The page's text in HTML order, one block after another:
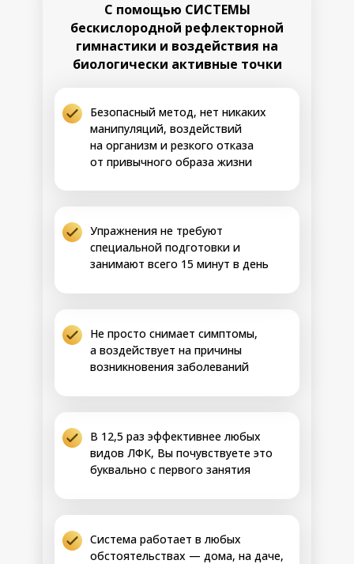
Упражнения не требуют
специальной подготовки и
занимают всего 15 минут в день
С помощью СИСТЕМЫ
бескислородной рефлекторной
гимнастики и воздействия на
биологически активные точки
Система работает в любых
обстоятельствах — дома, на даче,
Не просто снимает симптомы,
а воздействует на причины
возникновения заболеваний
Безопасный метод, нет никаких
манипуляций, воздействий
на организм и резкого отказа
от привычного образа жизни
В 12,5 раз эффективнее любых
видов ЛФК, Вы почувствуете это
буквально с первого занятия
• Запуск активной регенерации тканей,
улучшение цвета лица, омоложение кожи
• Полное переключение холестерина на
«строительные» задачи, ускорение
воспалительных процессов, устранение
болей, снижение риска новых спазмов
• Повышение жизненной активности,
возвращение радости движения и
ЖЕЛЧЕЛОГИКИ
СОЗДАЁМ НОВЫЙ
ЭПИГЕНЕТИЧЕСКИЙ
Результаты:
налаживание работы желчного пузыря и
протоков
• Возвращение к устойчивой норме
биохимии крови, стабилизация уровня
билирубина
включение поддержки метаболизма без
внешних вмешательств
• Исчезновение всех признаков
затруднённого обмена, восстановление
проводимости
• Закрепление долгосрочного
результата, повышение устойчивости
организма к стрессам и нагрузкам
8-14 день
Шаг 3
15-21 день